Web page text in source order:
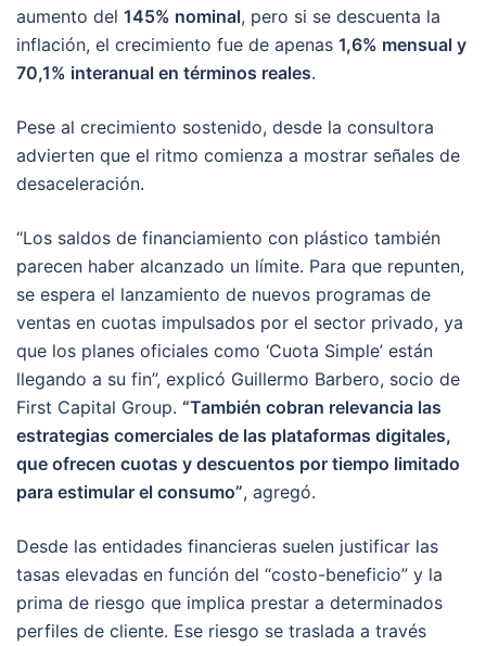
aumento del 145% nominal, pero si se descuenta la
inflación, el crecimiento fue de apenas 1,6% mensual y
70,1% interanual en términos reales.
Pese al crecimiento sostenido, desde la consultora
advierten que el ritmo comienza a mostrar señales de
desaceleración.
“Los saldos de financiamiento con plástico también
parecen haber alcanzado un límite. Para que repunten,
se espera el lanzamiento de nuevos programas de
ventas en cuotas impulsados por el sector privado, ya
que los planes oficiales como ‘Cuota Simple’ están
llegando a su fin”, explicó Guillermo Barbero, socio de
First Capital Group. “También cobran relevancia las
estrategias comerciales de las plataformas digitales,
que ofrecen cuotas y descuentos por tiempo limitado
para estimular el consumo”, agregó.
Desde las entidades financieras suelen justificar las
tasas elevadas en función del “costo-beneficio” y la
prima de riesgo que implica prestar a determinados
perfiles de cliente. Ese riesgo se traslada a través